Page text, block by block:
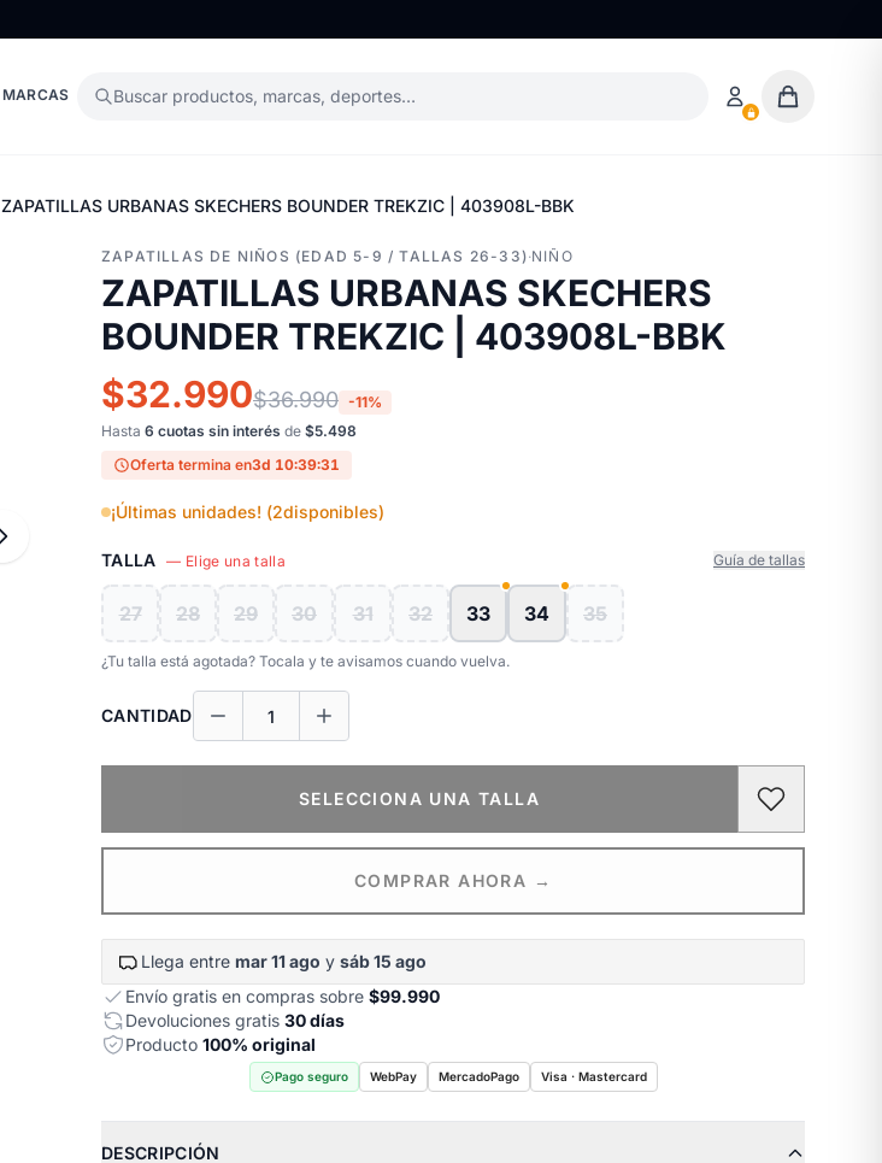
MARCAS Buscar productos, marcas, deportes…
ZAPATILLAS URBANAS SKECHERS BOUNDER TREKZIC | 403908L-BBK
ZAPATILLAS DE NIÑOS (EDAD 5-9 / TALLAS 26-33)·NIÑO
ZAPATILLAS URBANAS SKECHERS
BOUNDER TREKZIC | 403908L-BBK
$32.990$36.990 -11%
Hasta 6 cuotas sin interés de $5.498
Oferta termina en3d 10:39:30
¡Últimas unidades! (2disponibles)
TALLA — Elige una talla Guía de tallas
27 28 29 30 31 32 33 34 35
¿Tu talla está agotada? Tocala y te avisamos cuando vuelva.
CANTIDAD
SELECCIONA UNA TALLA
COMPRAR AHORA →
Llega entre mar 11 ago y sáb 15 ago
Envío gratis en compras sobre $99.990
Devoluciones gratis 30 días
Producto 100% original
Pago seguro WebPay MercadoPago Visa · Mastercard
DESCRIPCIÓN